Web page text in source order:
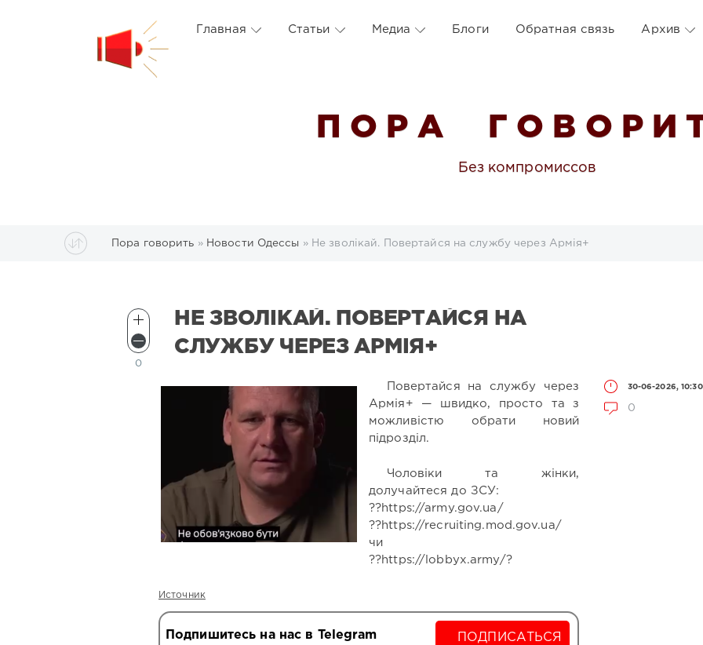
Главная Статьи Медиа Блоги Обратная связь Архив
П О Р А Г О В О Р И
Без компромиссов
Пора говорить » Новости Одессы » Не зволікай. Повертайся на службу через Армія+
НЕ ЗВОЛІКАЙ. ПОВЕРТАЙСЯ НА
СЛУЖБУ ЧЕРЕЗ АРМІЯ+
30-06-2026, 10:30
0
0
Повертайся на службу через
Армія+ — швидко, просто та з
можливістю обрати новий
підрозділ.
Чоловіки та жінки,
долучайтеся до ЗСУ:
??https://army.gov.ua/
??https://recruiting.mod.gov.ua/
чи
??https://lobbyx.army/?
Источник
Подпишитесь на нас в Telegram ПОДПИСАТЬСЯ